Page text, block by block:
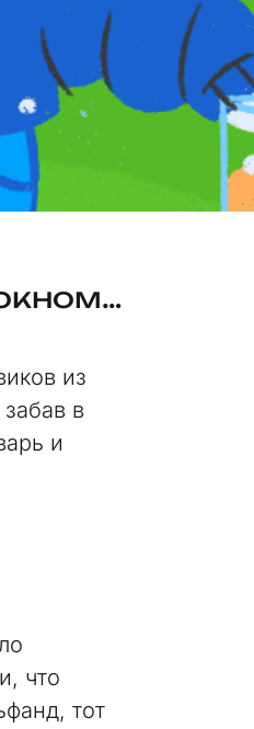
из
в
и
что
тот